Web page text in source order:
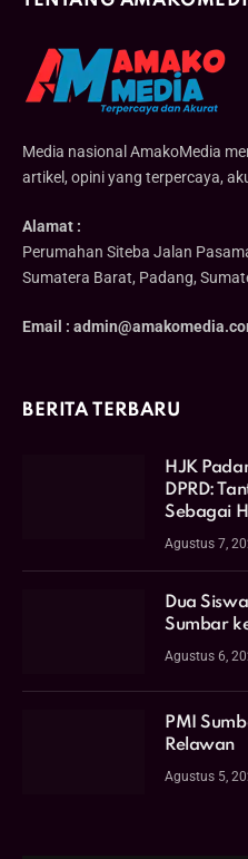
Media nasional AmakoMedia
artikel, opini yang terpercaya,
Alamat :
Perumahan Siteba Jalan
Sumatera Barat, Padang,
Email :
BERITA TERBARU
HJK
DPRD:
Sebagai
Agustus 7,
Dua
Sumbar
Agustus 6,
PMI
Relawan
Agustus 5,